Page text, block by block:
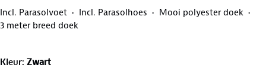
Incl. Parasolvoet Incl. Parasolhoes
Mooi polyester doek
3 meter breed doek
Kleur: Zwart